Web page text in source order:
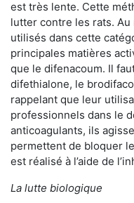
est très lente. Cette
lutter contre les rats.
utilisés dans cette
principales matières
que le difenacoum. Il
difethialone, le
rappelant que leur
professionnels dans le
anticoagulants, ils
permettent de bloquer
est réalisé à l’aide de
La lutte biologique